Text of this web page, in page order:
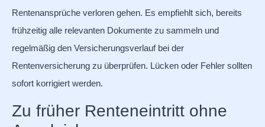
Rentenansprüche verloren gehen. Es empfiehlt sich, bereits
frühzeitig alle relevanten Dokumente zu sammeln und
regelmäßig den Versicherungsverlauf bei der
Rentenversicherung zu überprüfen. Lücken oder Fehler sollten
sofort korrigiert werden.
Zu früher Renteneintritt ohne